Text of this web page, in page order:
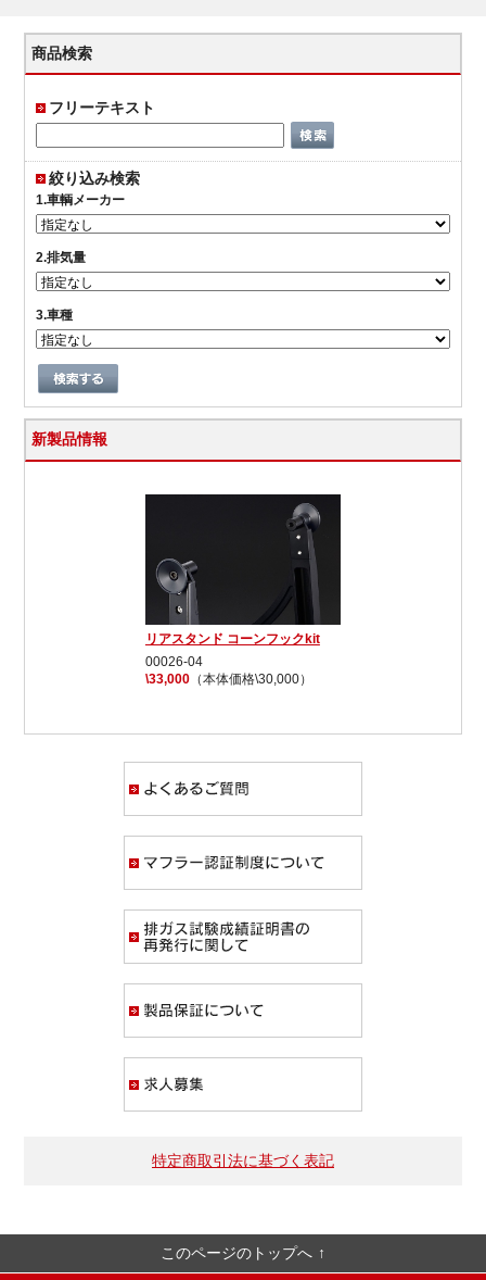
商品検索
フリーテキスト
絞り込み検索
1.車輌メーカー
2.排気量
3.車種
新製品情報
リアスタンド コーンフックkit
00026-04
\33,000（本体価格\30,000）
特定商取引法に基づく表記
このページのトップへ